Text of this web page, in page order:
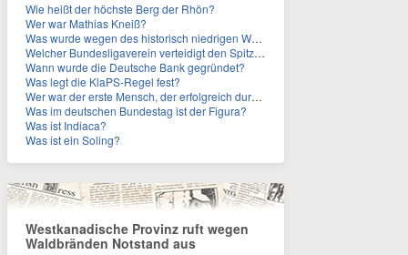
Wie heißt der höchste Berg der Rhön?
Wer war Mathias Kneiß?
Was wurde wegen des historisch niedrigen Wasserstands der Donau in Budapest freigelegt und geborgen?
Welcher Bundesligaverein verteidigt den Spitzenplatz im Ranking der vegan-freundlichsten Fußballstadien in Deutschland?
Wann wurde die Deutsche Bank gegründet?
Was legt die KlaPS-Regel fest?
Wer war der erste Mensch, der erfolgreich durch den Ärmelkanal schwamm?
Was im deutschen Bundestag ist der Figura?
Was ist Indiaca?
Was ist ein Soling?
Westkanadische Provinz ruft wegen
Waldbränden Notstand aus